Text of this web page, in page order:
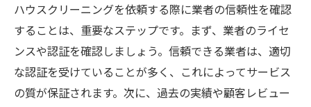
ハウスクリーニングを依頼する際に業者の信頼性を確認
することは、重要なステップです。まず、業者のライセ
ンスや認証を確認しましょう。信頼できる業者は、適切
な認証を受けていることが多く、これによってサービス
の質が保証されます。次に、過去の実績や顧客レビュー